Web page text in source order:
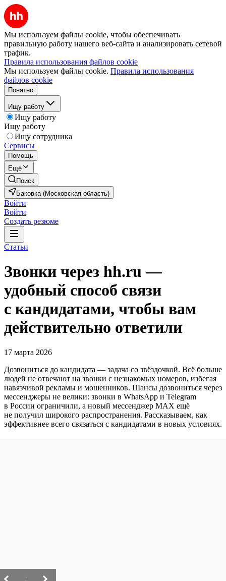
Мы используем файлы cookie, чтобы обеспечивать
правильную работу нашего веб-сайта и анализировать сетевой
трафик.
Правила использования файлов cookie
Мы используем файлы cookie. Правила использования
файлов cookie
Понятно
Ищу работу
Ищу работу
Ищу работу
Ищу сотрудника
Сервисы
Помощь
Ещё
Поиск
Баковка (Московская область)
Войти
Войти
Создать резюме
Статьи
Звонки через hh.ru —
удобный способ связи
с кандидатами, чтобы вам
действительно ответили
17 марта 2026
Дозвониться до кандидата — задача со звёздочкой. Всё больше
людей не отвечают на звонки с незнакомых номеров, избегая
навязчивой рекламы и мошенников. Шансы дозвониться через
мессенджеры не велики: звонки в WhatsApp и Telegram
в России ограничили, а новый мессенджер MAX ещё
не получил широкого распространения. Рассказываем, как
эффективнее всего связаться с кандидатами в новых условиях.